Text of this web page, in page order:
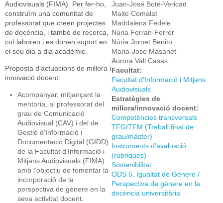
Audiovisuals (FIMA). Per fer-ho,
construïm una comunitat de
professorat que creen projectes
de docència, i també de recerca,
col·laboren i es donen suport en
el seu dia a dia acadèmic.
Proposta d'actuacions de millora i
innovació docent:
Acompanyar, mitjançant la
mentoria, al professorat del
grau de Comunicació
Audiovisual (CAV) i del de
Gestió d'Informació i
Documentació Digital (GIDD)
de la Facultat d’Informació i
Mitjans Audiovisuals (FIMA)
amb l’objectiu de fomentar la
incorporació de la
perspectiva de gènere en la
seva activitat docent.
Juan-José Boté-Vericad
Maite Comalat
Maddalena Fedele
Núria Ferran-Ferrer
Núria Jornet Benito
Maria-Jose Masanet
Aurora Vall Casas
Facultat:
Facultat d'Informació i Mitjans
Audiovisuals
Estratègies de
millora/innovació docent:
Competències transversals
TFG/TFM (Treball final de
grau/màster)
Instruments d’avaluació
(rúbriques)
Sostenibilitat
ODS 5. Igualtat de Gènere /
Perspectiva de gènere en la
docència universitària